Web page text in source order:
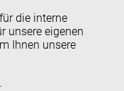
die interne
unsere eigenen
Ihnen unsere